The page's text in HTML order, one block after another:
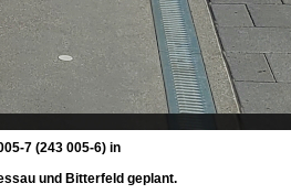
7 (243 005-6) in
und Bitterfeld geplant.